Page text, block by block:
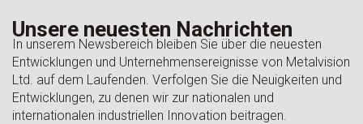
Unsere neuesten Nachrichten
In unserem Newsbereich bleiben Sie über die neuesten
Entwicklungen und Unternehmensereignisse von Metalvision
Ltd. auf dem Laufenden. Verfolgen Sie die Neuigkeiten und
Entwicklungen, zu denen wir zur nationalen und
internationalen industriellen Innovation beitragen.